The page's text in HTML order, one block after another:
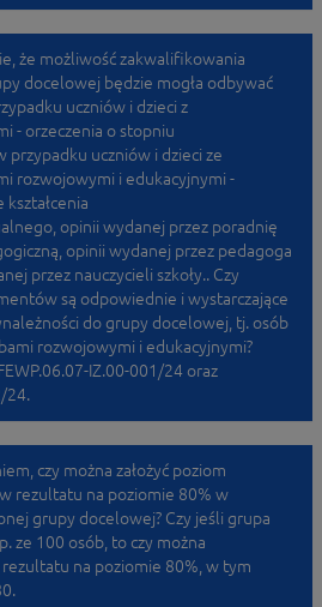
że możliwość zakwalifikowania
docelowej będzie mogła odbywać
uczniów i dzieci z
- orzeczenia o stopniu
przypadku uczniów i dzieci ze
rozwojowymi i edukacyjnymi -
opinii wydanej przez poradnię
opinii wydanej przez pedagoga
przez nauczycieli szkoły.. Czy
są odpowiednie i wystarczające
do grupy docelowej, tj. osób
rozwojowymi i edukacyjnymi?
IZ.00-001/24 oraz
24.
czy można założyć poziom
rezultatu na poziomie 80% w
grupy docelowej? Czy jeśli grupa
ze 100 osób, to czy można
na poziomie 80%, w tym